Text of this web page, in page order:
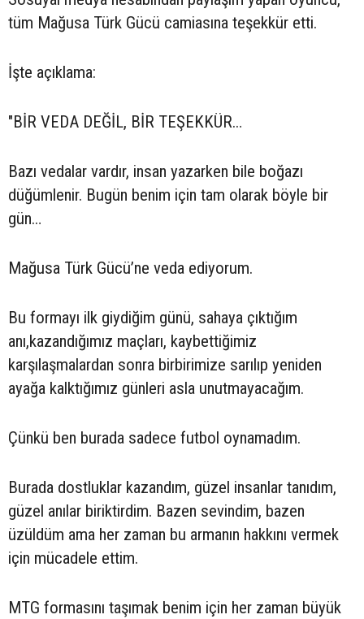
tüm Mağusa Türk Gücü camiasına teşekkür etti.
İşte açıklama:
"BİR VEDA DEĞİL, BİR TEŞEKKÜR…
Bazı vedalar vardır, insan yazarken bile boğazı
düğümlenir. Bugün benim için tam olarak böyle bir
gün…
Mağusa Türk Gücü’ne veda ediyorum.
Bu formayı ilk giydiğim günü, sahaya çıktığım
anı,kazandığımız maçları, kaybettiğimiz
karşılaşmalardan sonra birbirimize sarılıp yeniden
ayağa kalktığımız günleri asla unutmayacağım.
Çünkü ben burada sadece futbol oynamadım.
Burada dostluklar kazandım, güzel insanlar tanıdım,
güzel anılar biriktirdim. Bazen sevindim, bazen
üzüldüm ama her zaman bu armanın hakkını vermek
için mücadele ettim.
MTG formasını taşımak benim için her zaman büyük